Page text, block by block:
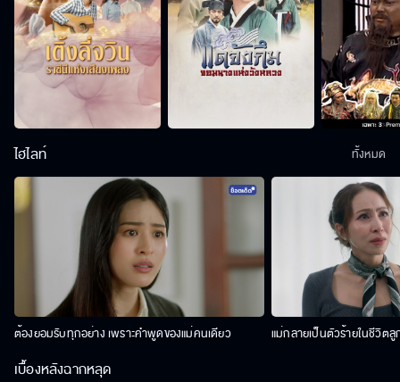
ไฮไลท์
ต้องยอมรับทุกอย่าง เพราะคำพูดของแม่คนเดียว แม่กลายเป็นตัวร้ายในชีวิตลู
ทั้งหมด
เบื้องหลังฉากหลุด